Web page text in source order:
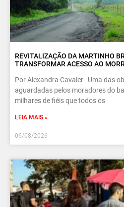
REVITALIZAÇÃO DA MARTINHO
TRANSFORMAR ACESSO AO
Por Alexandra Cavaler Uma das
aguardadas pelos moradores do
milhares de fiéis que todos os
LEIA MAIS »
06/08/2026